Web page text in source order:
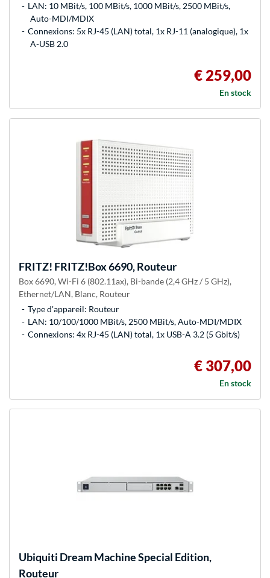
LAN: 10 MBit/s, 100 MBit/s, 1000 MBit/s, 2500 MBit/s,
Auto-MDI/MDIX
Connexions: 5x RJ-45 (LAN) total, 1x RJ-11 (analogique), 1x
A-USB 2.0
€ 259,00
En stock
FRITZ! FRITZ!Box 6690, Routeur
Box 6690, Wi-Fi 6 (802.11ax), Bi-bande (2,4 GHz / 5 GHz),
Ethernet/LAN, Blanc, Routeur
Type d'appareil: Routeur
LAN: 10/100/1000 MBit/s, 2500 MBit/s, Auto-MDI/MDIX
Connexions: 4x RJ-45 (LAN) total, 1x USB-A 3.2 (5 Gbit/s)
€ 307,00
En stock
Ubiquiti Dream Machine Special Edition,
Routeur